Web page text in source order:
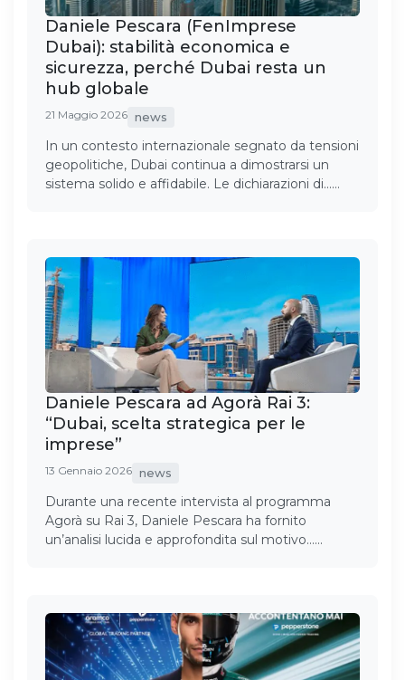
Daniele Pescara (FenImprese
Dubai): stabilità economica e
sicurezza, perché Dubai resta un
hub globale
21 Maggio 2026 news
In un contesto internazionale segnato da tensioni
geopolitiche, Dubai continua a dimostrarsi un
sistema solido e affidabile. Le dichiarazioni di……
Daniele Pescara ad Agorà Rai 3:
“Dubai, scelta strategica per le
imprese”
13 Gennaio 2026 news
Durante una recente intervista al programma
Agorà su Rai 3, Daniele Pescara ha fornito
un’analisi lucida e approfondita sul motivo……